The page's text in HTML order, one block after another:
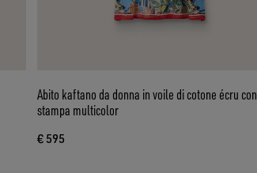
Abito kaftano da donna in voile di cotone écru con
stampa multicolor
€ 595